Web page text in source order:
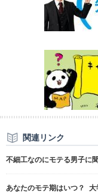
関連リンク
不細工なのにモテる男子に
あなたのモテ期はいつ？